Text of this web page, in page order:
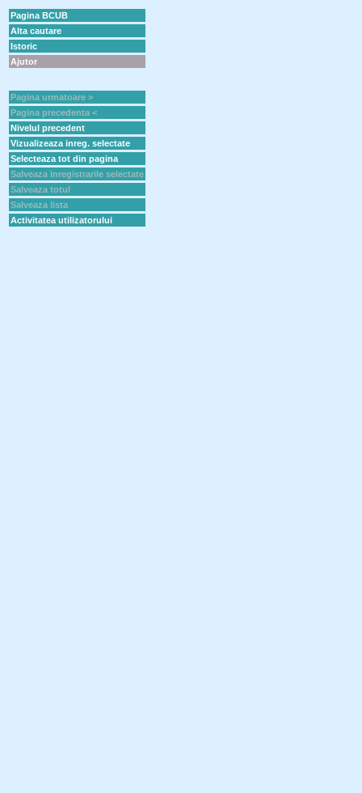
Pagina BCUB
Alta cautare
Istoric
Ajutor
Pagina urmatoare >
Pagina precedenta <
Nivelul precedent
Vizualizeaza inreg. selectate
Selecteaza tot din pagina
Salveaza inregistrarile selectate
Salveaza totul
Salveaza lista
Activitatea utilizatorului